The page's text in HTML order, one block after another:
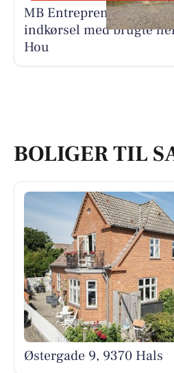
MB Entreprenør &
indkørsel med brugte
Hou
BOLIGER TIL
Østergade 9, 9370 Hals